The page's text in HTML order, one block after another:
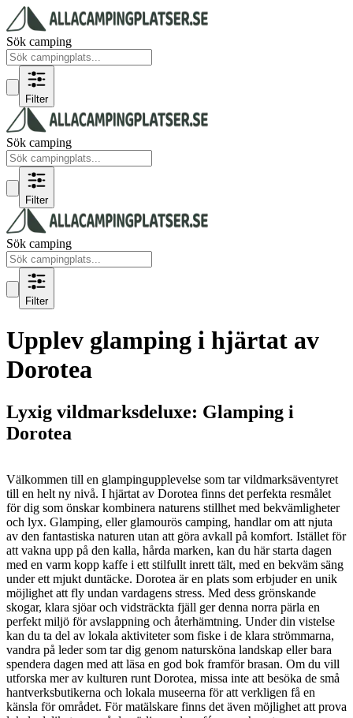
Sök camping
Filter
Sök camping
Filter
Sök camping
Filter
Upplev glamping i hjärtat av
Dorotea
Lyxig vildmarksdeluxe: Glamping i
Dorotea
Välkommen till en glampingupplevelse som tar vildmarksäventyret
till en helt ny nivå. I hjärtat av Dorotea finns det perfekta resmålet
för dig som önskar kombinera naturens stillhet med bekvämligheter
och lyx. Glamping, eller glamourös camping, handlar om att njuta
av den fantastiska naturen utan att göra avkall på komfort. Istället för
att vakna upp på den kalla, hårda marken, kan du här starta dagen
med en varm kopp kaffe i ett stilfullt inrett tält, med en bekväm säng
under ett mjukt duntäcke. Dorotea är en plats som erbjuder en unik
möjlighet att fly undan vardagens stress. Med dess grönskande
skogar, klara sjöar och vidsträckta fjäll ger denna norra pärla en
perfekt miljö för avslappning och återhämtning. Under din vistelse
kan du ta del av lokala aktiviteter som fiske i de klara strömmarna,
vandra på leder som tar dig genom natursköna landskap eller bara
spendera dagen med att läsa en god bok framför brasan. Om du vill
utforska mer av kulturen runt Dorotea, missa inte att besöka de små
hantverksbutikerna och lokala museerna för att verkligen få en
känsla för området. För matälskare finns det även möjlighet att prova